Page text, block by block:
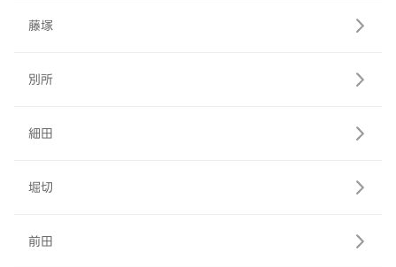
藤塚
別所
細田
堀切
前田